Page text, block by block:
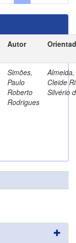
Autor
Simões,
Paulo
Roberto
Rodrigues
Almeida,
Cleide
Silvério